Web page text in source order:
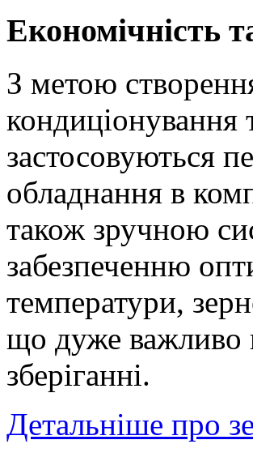
Економічність
З метою
кондиціонування
застосовуються
обладнання в
також зручною
забезпеченню
температури,
що дуже важливо
зберіганні.
Детальніше про